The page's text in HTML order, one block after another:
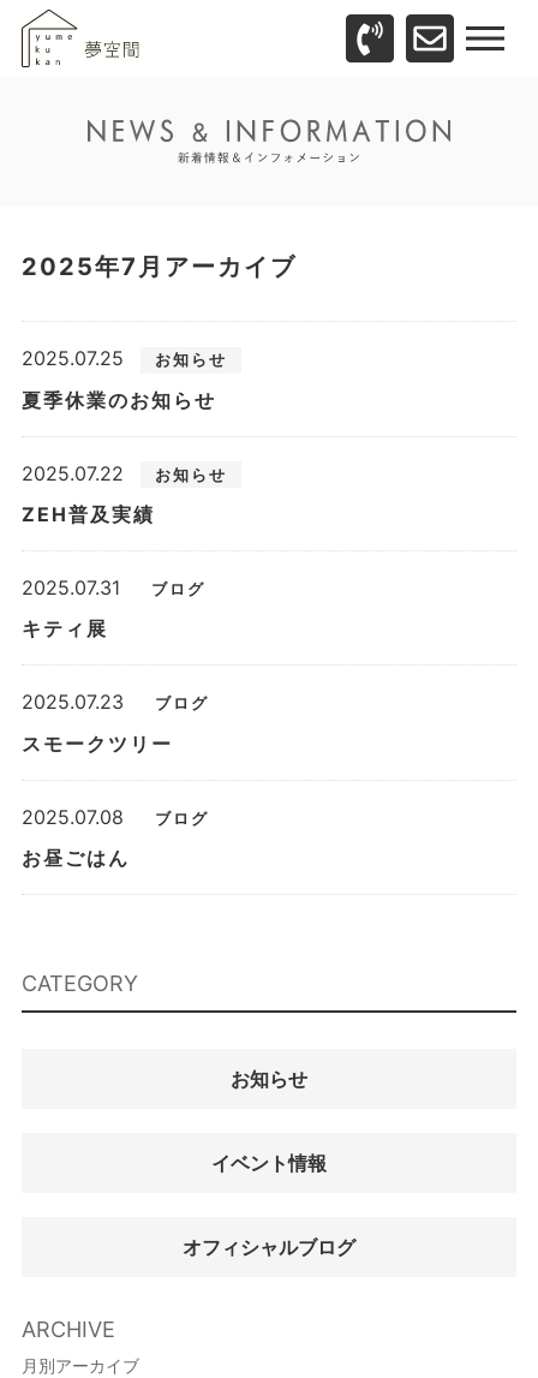
2025年7月アーカイブ
2025.07.25 お知らせ
夏季休業のお知らせ
2025.07.22 お知らせ
ZEH普及実績
2025.07.31 ブログ
キティ展
2025.07.23 ブログ
スモークツリー
2025.07.08 ブログ
お昼ごはん
CATEGORY
お知らせ
イベント情報
オフィシャルブログ
ARCHIVE